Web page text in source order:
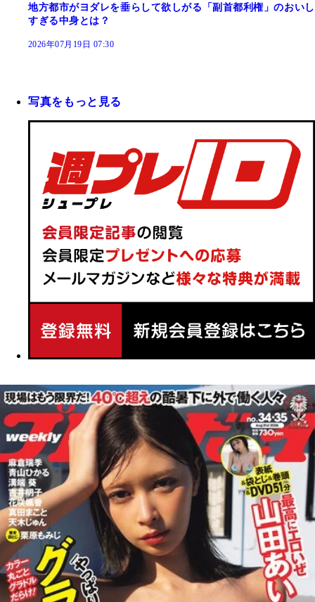
地方都市がヨダレを垂らして欲しがる「副首都利権」のおいし
すぎる中身とは？
2026年07月19日 07:30
写真をもっと見る